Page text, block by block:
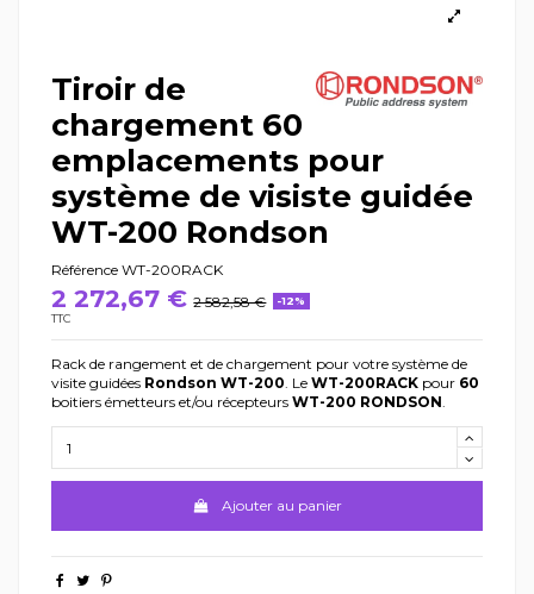
Tiroir de
chargement 60
emplacements pour
système de visiste guidée
WT-200 Rondson
Référence WT-200RACK
2 272,67 € 2 582,58 €
-12%
TTC
Rack de rangement et de chargement pour votre système de
visite guidées Rondson WT-200. Le WT-200RACK pour 60
boitiers émetteurs et/ou récepteurs WT-200 RONDSON.
Ajouter au panier